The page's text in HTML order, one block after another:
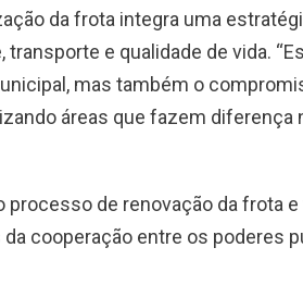
da frota integra uma
e qualidade de vida.
mas também o
áreas que fazem diferença
de renovação da frota
cooperação entre os poderes